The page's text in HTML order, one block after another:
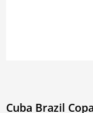
Cuba Brazil